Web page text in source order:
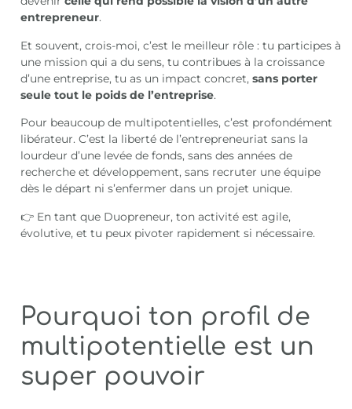
entrepreneur.
Et souvent, crois-moi, c’est le meilleur rôle : tu participes à
une mission qui a du sens, tu contribues à la croissance
d’une entreprise, tu as un impact concret,sans porter
seule tout le poids de l’entreprise.
Pour beaucoup de multipotentielles, c’est profondément
libérateur. C’est la liberté de l’entrepreneuriat sans la
lourdeur d’une levée de fonds, sans des années de
recherche et développement, sans recruter une équipe
dès le départ ni s’enfermer dans un projet unique.
👉 En tant que Duopreneur, ton activité est agile,
évolutive, et tu peux pivoter rapidement si nécessaire.
Pourquoi ton profil de
multipotentielle est un
super pouvoir